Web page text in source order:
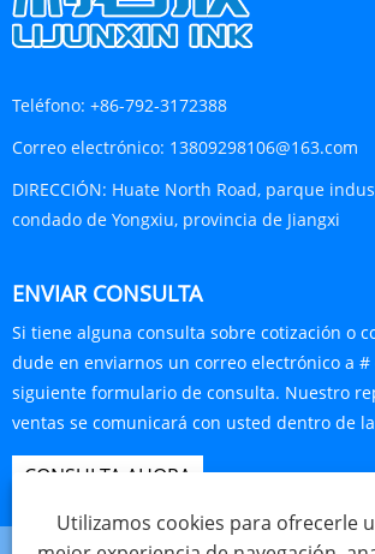
Teléfono: +86-792-3172388
Correo electrónico: 13809298106@163.com
DIRECCIÓN: Huate North Road, parque
condado de Yongxiu, provincia de Jiangxi
ENVIAR CONSULTA
Si tiene alguna consulta sobre cotización o
dude en enviarnos un correo electrónico a
siguiente formulario de consulta. Nuestro
ventas se comunicará con usted dentro de
CONSULTA AHORA
Utilizamos cookies para ofrecerle